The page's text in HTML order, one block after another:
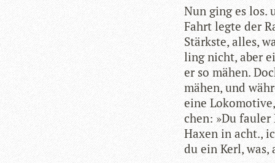
Nun ging es los.
Fahrt legte der
Stärkste, alles,
ling nicht, aber
er so mähen.
mähen, und
eine
chen: »Du
Haxen in acht.,
du ein Kerl,